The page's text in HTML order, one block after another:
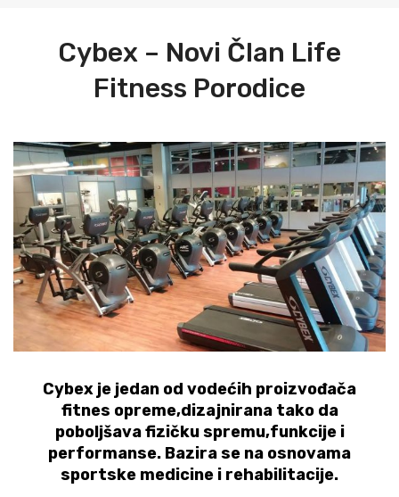
KontaktCybex – Novi Član Life
Fitness Porodice
Cybex je jedan od vodećih proizvođača
fitnes opreme,dizajnirana tako da
poboljšava fizičku spremu,funkcije i
performanse. Bazira se na osnovama
sportske medicine i rehabilitacije.